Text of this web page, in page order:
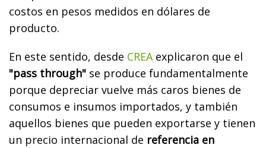
costos en pesos medidos en dólares de
producto.
En este sentido, desde CREAexplicaron que el
"pass through" se produce fundamentalmente
porque depreciar vuelve más caros bienes de
consumos e insumos importados, y también
aquellos bienes que pueden exportarse y tienen
un precio internacional de referencia en